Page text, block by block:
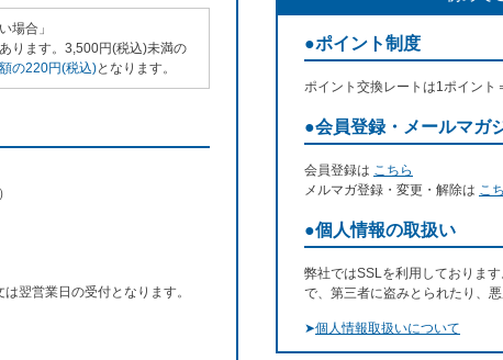
場合」
ります。3,500円(税込)未満の
の220円(税込)となります。
翌営業日の受付となります。
●ポイント制度
ポイント交換レートは1ポイント
●会員登録・メールマガ
会員登録は こちら
メルマガ登録・変更・解除は こ
●個人情報の取扱い
弊社ではSSLを利用しておりま
で、第三者に盗みとられたり、
➤個人情報取扱いについて